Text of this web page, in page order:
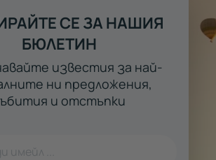
СЕ ЗА НАШИЯ
БЮЛЕТИН
известия за най-
ни предложения,
и отстъпки